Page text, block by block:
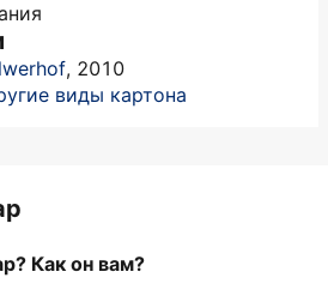
, 2010
виды картона
Как он вам?